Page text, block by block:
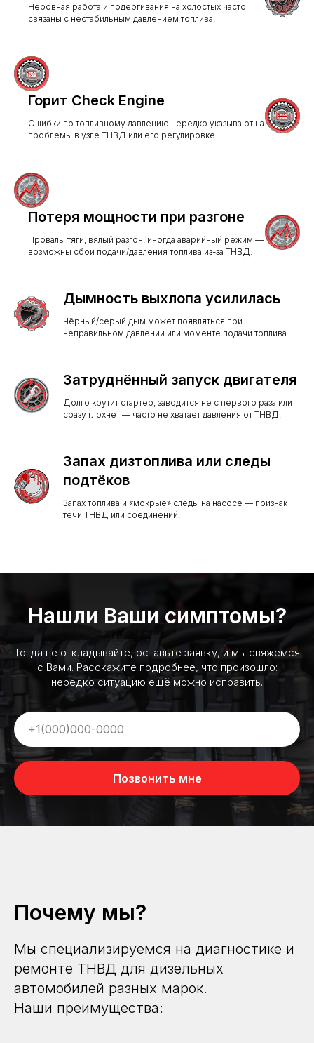
Неровная работа и подёргивания на холостых часто
связаны с нестабильным давлением топлива.
Горит Check Engine
Ошибки по топливному давлению нередко указывают на
проблемы в узле ТНВД или его регулировке.
Потеря мощности при разгоне
Провалы тяги, вялый разгон, иногда аварийный режим —
возможны сбои подачи/давления топлива из-за ТНВД.
Дымность выхлопа усилилась
Чёрный/серый дым может появляться при
неправильном давлении или моменте подачи топлива.
Затруднённый запуск двигателя
Долго крутит стартер, заводится не с первого раза или
сразу глохнет — часто не хватает давления от ТНВД.
Запах дизтоплива или следы
подтёков
Запах топлива и «мокрые» следы на насосе — признак
течи ТНВД или соединений.
Нашли Ваши симптомы?
Тогда не откладывайте, оставьте заявку, и мы свяжемся
с Вами. Расскажите подробнее, что произошло:
нередко ситуацию ещё можно исправить.
Позвонить мне
Почему мы?
Мы специализируемся на диагностике и
ремонте ТНВД для дизельных
автомобилей разных марок.
Наши преимущества: